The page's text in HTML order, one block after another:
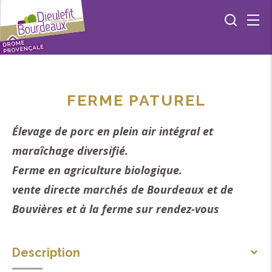
FERME PATUREL
Élevage de porc en plein air intégral et
maraîchage diversifié.
Ferme en agriculture biologique.
vente directe marchés de Bourdeaux et de
Bouvières et à la ferme sur rendez-vous
Description